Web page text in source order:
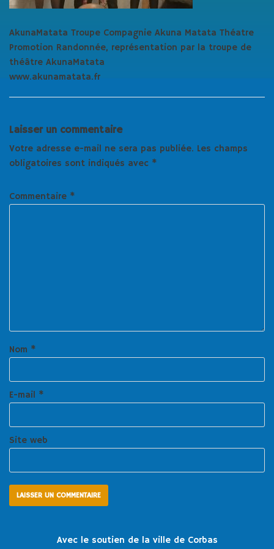
AkunaMatata Troupe Compagnie Akuna Matata Théatre
Promotion Randonnée, représentation par la troupe de
théâtre AkunaMatata
www.akunamatata.fr
Laisser un commentaire
Votre adresse e-mail ne sera pas publiée. Les champs
obligatoires sont indiqués avec *
Commentaire *
Nom *
E-mail *
Site web
Avec le soutien de la ville de Corbas